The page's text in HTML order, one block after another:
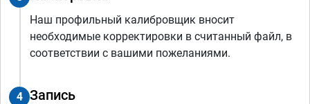
Наш профильный калибровщик вносит
необходимые корректировки в считанный файл, в
соответствии с вашими пожеланиями.
4 Запись